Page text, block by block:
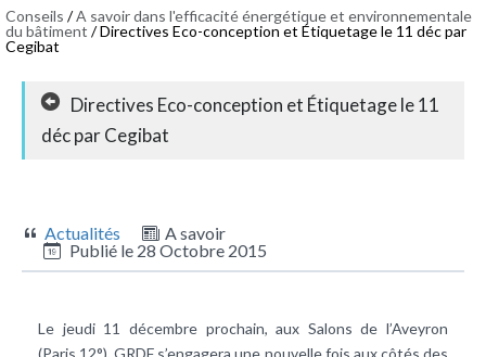
Conseils /A savoir dans l'efficacité énergétique et environnementale
du bâtiment / Directives Eco-conception et Étiquetage le 11 déc par
Cegibat
Directives Eco-conception et Étiquetage le 11
déc par Cegibat
Actualités
A savoir
Publié le 28 Octobre 2015
Le jeudi 11 décembre prochain, aux Salons de l’Aveyron